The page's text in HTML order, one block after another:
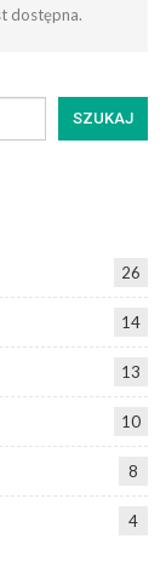
dostępna.
SZUKAJ
26
14
13
10
8
4